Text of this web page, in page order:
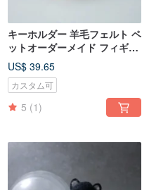
キーホルダー 羊毛フェルト ペ
ットオーダーメイド フィギュ
ア feiwa (フェイワ)
US$ 39.65
カスタム可
5 (1)